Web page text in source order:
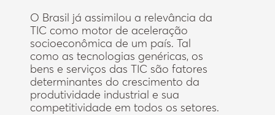
O Brasil já assimilou a relevância da
TIC como motor de aceleração
socioeconômica de um país. Tal
como as tecnologias genéricas, os
bens e serviços das TIC são fatores
determinantes do crescimento da
produtividade industrial e sua
competitividade em todos os setores.